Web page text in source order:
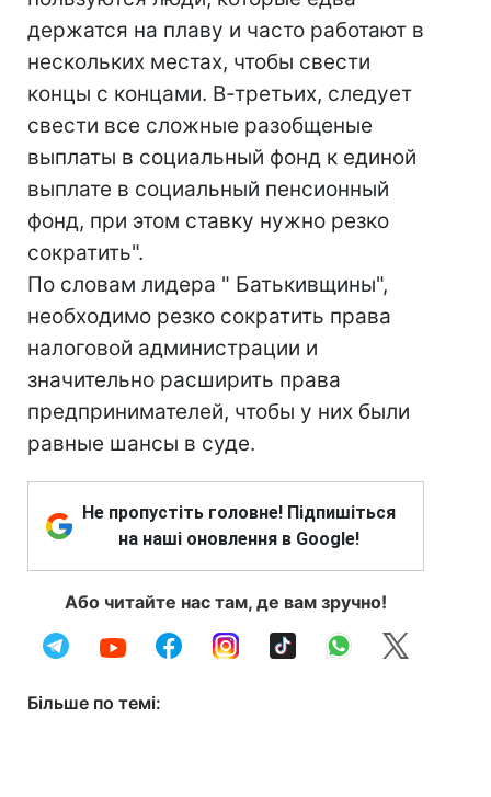
держатся на плаву и часто работают в
нескольких местах, чтобы свести
концы с концами. В-третьих, следует
свести все сложные разобщеные
выплаты в социальный фонд к единой
выплате в социальный пенсионный
фонд, при этом ставку нужно резко
сократить".
По словам лидера " Батькивщины",
необходимо резко сократить права
налоговой администрации и
значительно расширить права
предпринимателей, чтобы у них были
равные шансы в суде.
Не пропустіть головне! Підпишіться
на наші оновлення в Google!
Або читайте нас там, де вам зручно!
Більше по темі: